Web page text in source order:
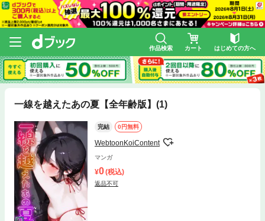
作品検索 カート はじめての方へ
一線を越えたあの夏【全年齢版】(1)
完結 0円無料
WebtoonKoiContent
マンガ
0(税込)
返品不可